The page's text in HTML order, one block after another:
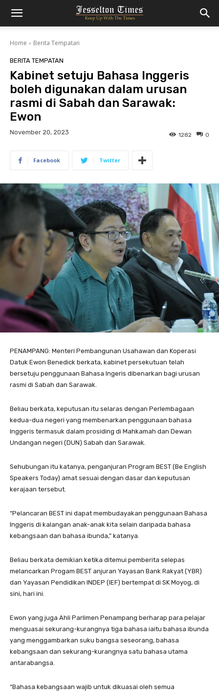
Home Berita Tempatan
BERITA TEMPATAN
Kabinet setuju Bahasa Inggeris
boleh digunakan dalam urusan
rasmi di Sabah dan Sarawak:
Ewon
November 20, 2023 0
1282
Facebook Twitter
PENAMPANG: Menteri Pembangunan Usahawan dan Koperasi
Datuk Ewon Benedick berkata, kabinet persekutuan telah
bersetuju penggunaan Bahasa Ingeris dibenarkan bagi urusan
rasmi di Sabah dan Sarawak.
Beliau berkata, keputusan itu selaras dengan Perlembagaan
kedua-dua negeri yang membenarkan penggunaan bahasa
Inggeris termasuk dalam prosiding di Mahkamah dan Dewan
Undangan negeri (DUN) Sabah dan Sarawak.
Sehubungan itu katanya, penganjuran Program BEST (Be English
Speakers Today) amat sesuai dengan dasar dan keputusan
kerajaan tersebut.
“Pelancaran BEST ini dapat membudayakan penggunaan Bahasa
Inggeris di kalangan anak-anak kita selain daripada bahasa
kebangsaan dan bahasa ibunda,” katanya.
Beliau berkata demikian ketika ditemui pemberita selepas
melancarkan Progam BEST anjuran Yayasan Bank Rakyat (YBR)
dan Yayasan Pendidikan INDEP (IEF) bertempat di SK Moyog, di
sini, hari ini.
Ewon yang juga Ahli Parlimen Penampang berharap para pelajar
menguasai sekurang-kurangnya tiga bahasa iaitu bahasa ibunda
yang menggambarkan suku bangsa seseorang, bahasa
kebangsaan dan sekurang-kurangnya satu bahasa utama
antarabangsa.
“Bahasa kebangsaan wajib untuk dikuasai oleh semua